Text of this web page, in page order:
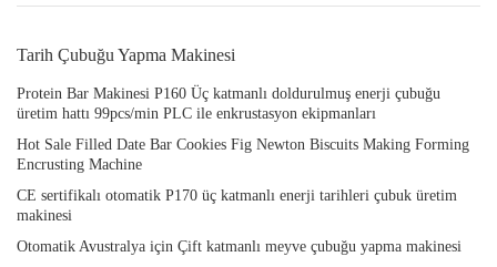
Tarih Çubuğu Yapma Makinesi
Protein Bar Makinesi P160 Üç katmanlı doldurulmuş enerji çubuğu
üretim hattı 99pcs/min PLC ile enkrustasyon ekipmanları
Hot Sale Filled Date Bar Cookies Fig Newton Biscuits Making Forming
Encrusting Machine
CE sertifikalı otomatik P170 üç katmanlı enerji tarihleri çubuk üretim
makinesi
Otomatik Avustralya için Çift katmanlı meyve çubuğu yapma makinesi